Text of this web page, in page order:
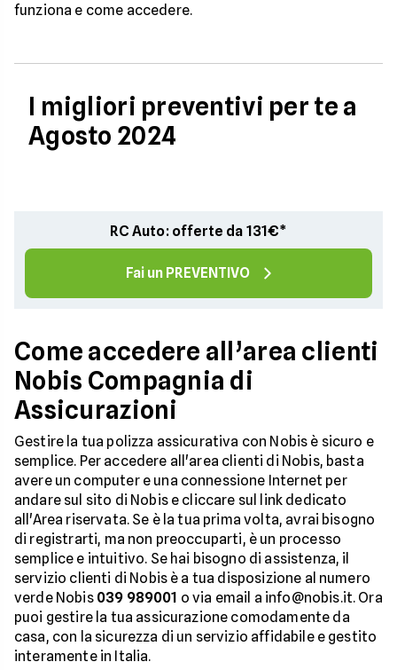
funziona e come accedere.
I migliori preventivi per te a
Agosto 2024
RC Auto: offerte da 131€*
Fai un PREVENTIVO
Come accedere all’area clienti
Nobis Compagnia di
Assicurazioni
Gestire la tua polizza assicurativa con Nobis è sicuro e
semplice. Per accedere all'area clienti di Nobis, basta
avere un computer e una connessione Internet per
andare sul sito di Nobis e cliccare sul link dedicato
all'Area riservata. Se è la tua prima volta, avrai bisogno
di registrarti, ma non preoccuparti, è un processo
semplice e intuitivo. Se hai bisogno di assistenza, il
servizio clienti di Nobis è a tua disposizione al numero
verde Nobis 039 989001 o via email a info@nobis.it. Ora
puoi gestire la tua assicurazione comodamente da
casa, con la sicurezza di un servizio affidabile e gestito
interamente in Italia.